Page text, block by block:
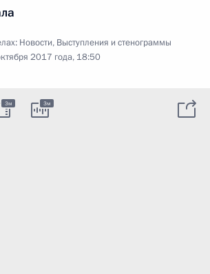
Новости, Выступления и стенограммы
2017 года, 18:50
3м 3м